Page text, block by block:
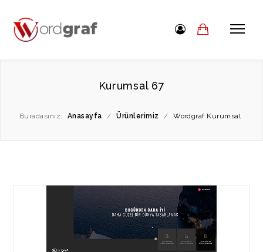
Kurumsal 67
Buradasınız: Anasayfa / Ürünlerimiz / Wordgraf Kurumsal